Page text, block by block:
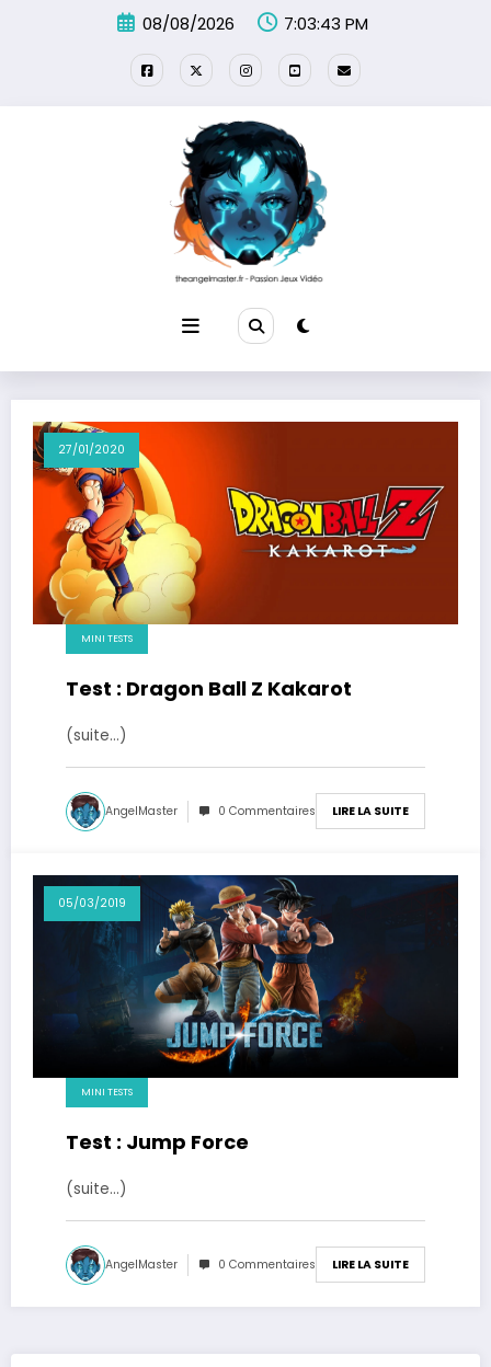
08/08/2026 7:03:44 PM
27/01/2020
MINI TESTS
Test : Dragon Ball Z Kakarot
(suite…)
AngelMaster 0 Commentaires LIRE LA SUITE
05/03/2019
MINI TESTS
Test : Jump Force
(suite…)
AngelMaster 0 Commentaires LIRE LA SUITE